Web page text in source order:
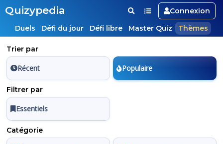
Quizypedia
Connexion
Duels
Défi du jour Défi libre Master Quiz Thèmes
Trier par
Récent Populaire
Filtrer par
Essentiels
Catégorie